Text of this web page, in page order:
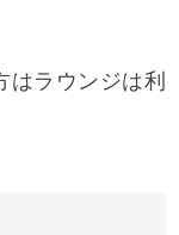
はラウンジは利